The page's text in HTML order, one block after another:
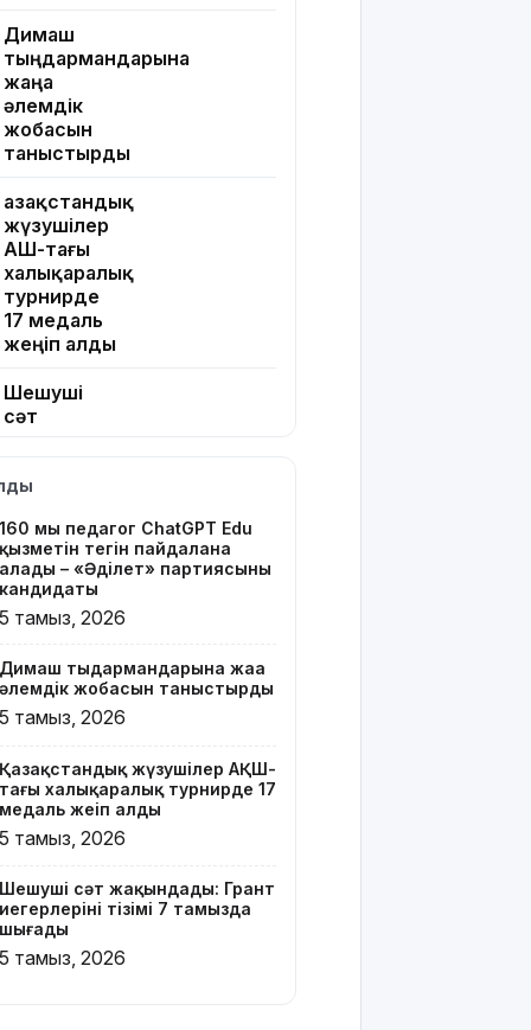
Димаш
тыңдармандарына
жаңа
әлемдік
жобасын
таныстырды
Қазақстандық
жүзушілер
АҚШ-тағы
халықаралық
турнирде
17 медаль
жеңіп алды
Шешуші
сәт
иегерлерінің
тамызда
шығады
2 млрд
теңгенің
алаяқтығы:
21 адамға
түрме
кесілді
Білім беру
ұйымдарының
жылы мен
жылыту
маусымына
дайындығы
160 мың педагог ChatGPT Edu
қызметін тегін пайдалана
алады – «Әділет» партиясының
кандидаты
5 тамыз, 2026
Димаш тыңдармандарына жаңа
әлемдік жобасын таныстырды
5 тамыз, 2026
Қазақстандық жүзушілер АҚШ-
тағы халықаралық турнирде 17
медаль жеңіп алды
5 тамыз, 2026
Шешуші сәт жақындады: Грант
иегерлерінің тізімі 7 тамызда
шығады
5 тамыз, 2026